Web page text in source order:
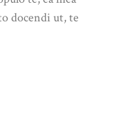
docendi ut, te